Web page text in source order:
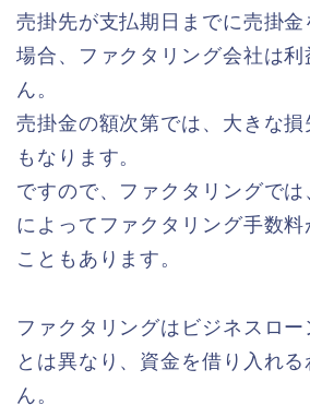
売掛先が支払期日までに売掛金
場合、ファクタリング会社は
ん。
売掛金の額次第では、大きな
もなります。
ですので、ファクタリングで
によってファクタリング手数
こともあります。
ファクタリングはビジネスロ
とは異なり、資金を借り入れ
ん。